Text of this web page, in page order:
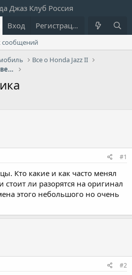
Что нового?
Вход Регистрация
сообщений
Все о Honda Jazz II
Рулевое управление, подвеска, ходовая, тормоза
#1
Кто какие и как часто менял
ли разорятся на оригинал
этого небольшого но очень
#2